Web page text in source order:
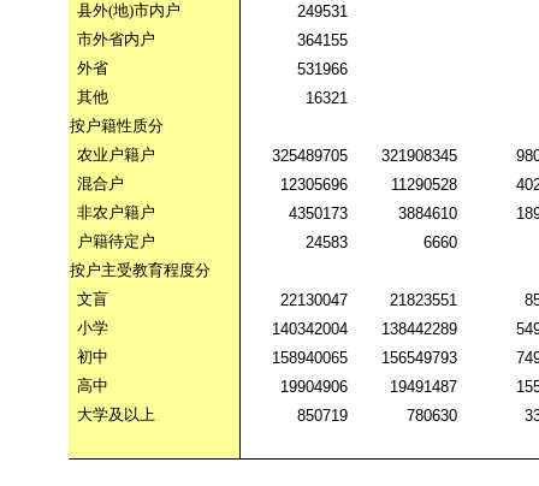
县外(地)市内户
249531
市外省内户
364155
外省
531966
其他
16321
按户籍性质分
农业户籍户
325489705 321908345
混合户
12305696 11290528
非农户籍户
4350173 3884610
户籍待定户
24583
6660
按户主受教育程度分
文盲
22130047 21823551
小学
140342004 138442289
初中
158940065 156549793
高中
19904906 19491487
大学及以上
850719 780630